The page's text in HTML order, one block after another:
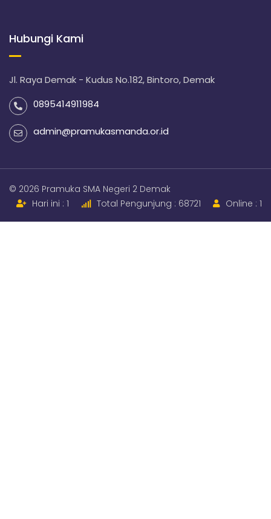
Hubungi Kami
Jl. Raya Demak - Kudus No.182, Bintoro, Demak
0895414911984
admin@pramukasmanda.or.id
© 2026 Pramuka SMA Negeri 2 Demak
Hari ini : 1
Total Pengunjung : 68721 Online : 1